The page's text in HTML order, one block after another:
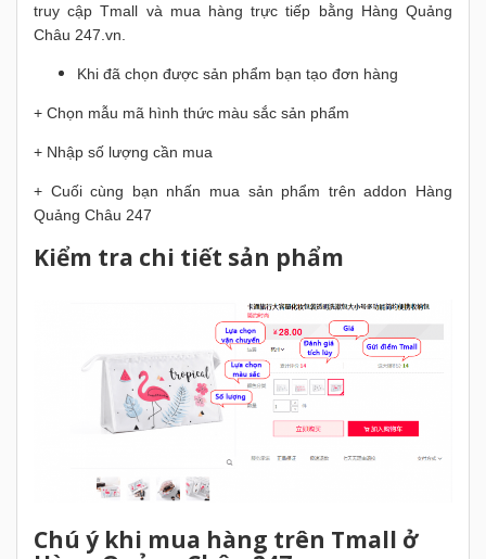
truy cập Tmall và mua hàng trực tiếp bằng Hàng Quảng
Châu 247.vn.
Khi đã chọn được sản phẩm bạn tạo đơn hàng
+ Chọn mẫu mã hình thức màu sắc sản phẩm
+ Nhập số lượng cần mua
+ Cuối cùng bạn nhấn mua sản phẩm trên addon Hàng
Quảng Châu 247
Kiểm tra chi tiết sản phẩm
Chú ý khi mua hàng trên Tmall ở